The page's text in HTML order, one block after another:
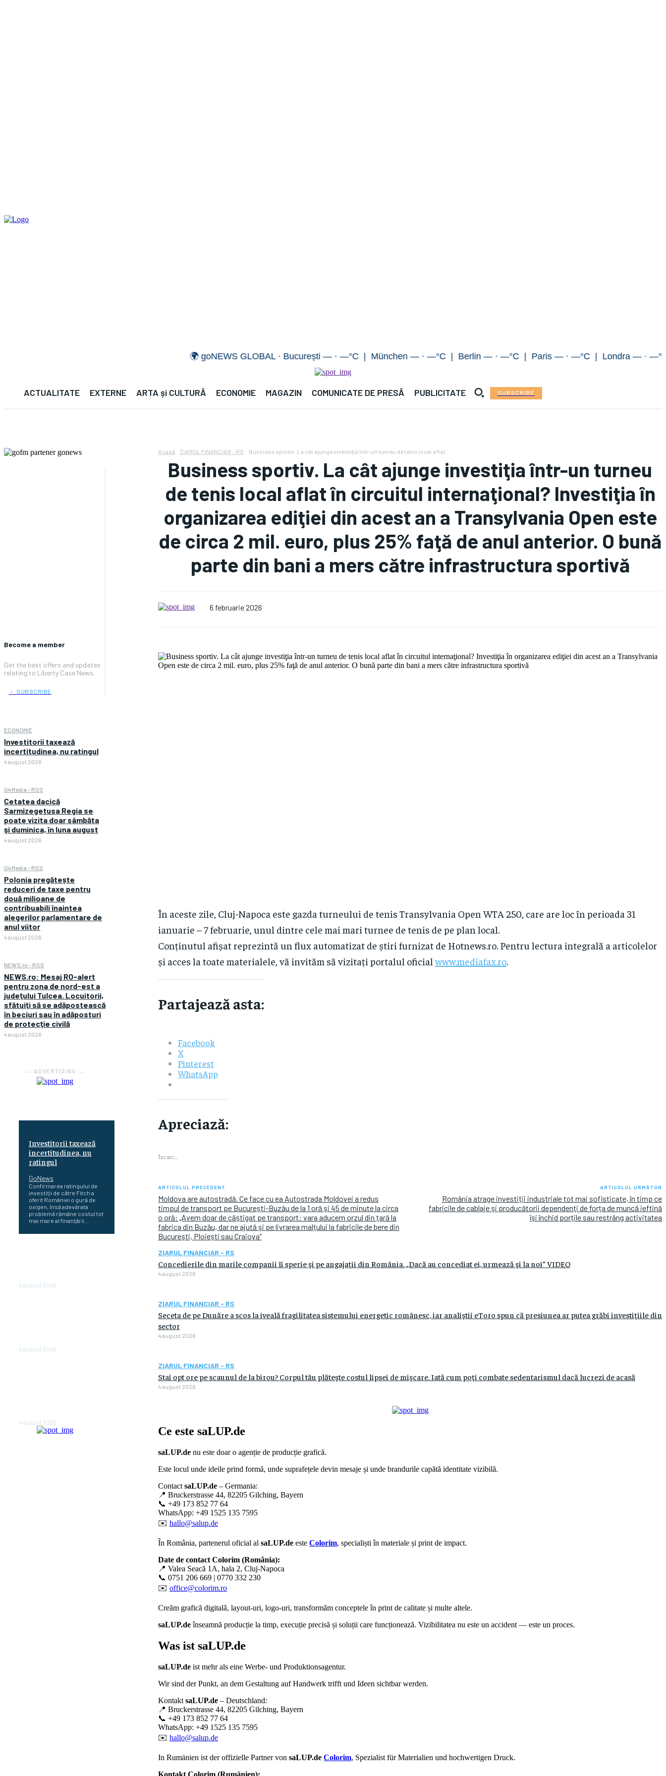
🌍 goNEWS GLOBAL · București — · —°C | München — · —°C | Berlin — · —°C | Paris — · —°C | Londra — ·
ACTUALITATE EXTERNE ARTA și CULTURĂ ECONOMIE MAGAZIN COMUNICATE DE PRESĂ PUBLICITATE SUBSCRIBE
Become a member
Get the best offers and updates
relating to Liberty Case News.
﹢ SUBSCRIBE
ECONOMIE
Investitorii taxează
incertitudinea, nu ratingul
4 august 2026
G4Media - RSS
Cetatea dacică
Sarmizegetusa Regia se
poate vizita doar sâmbăta
şi duminica, în luna august
4 august 2026
G4Media - RSS
Polonia pregătește
reduceri de taxe pentru
două milioane de
contribuabili înaintea
alegerilor parlamentare de
anul viitor
4 august 2026
NEWS.ro - RSS
NEWS.ro: Mesaj RO-alert
pentru zona de nord-est a
judeţului Tulcea. Locuitorii,
sfătuiţi să se adăpostească
în beciuri sau în adăposturi
de protecţie civilă
4 august 2026
― ADVERTISING ―
Investitorii taxează
incertitudinea, nu
ratingul
GoNews
Confirmarea ratingului de
investiții de către Fitch a
oferit României o gură de
oxigen, însă adevărata
problemă rămâne costul tot
mai mare al finanțării...
4 august 2026
4 august 2026
4 august 2026
Acasă ZIARUL FINANCIAR - RS Business sportiv. La cât ajunge investiţia într-un turneu de tenis local aflat...
Business sportiv. La cât ajunge investiţia într-un turneu
de tenis local aflat în circuitul internaţional? Investiţia în
organizarea ediţiei din acest an a Transylvania Open este
de circa 2 mil. euro, plus 25% faţă de anul anterior. O bună
parte din bani a mers către infrastructura sportivă
6 februarie 2026
În aceste zile, Cluj-Napoca este gazda turneului de tenis Transylvania Open WTA 250, care are loc în perioada 31
ianuarie – 7 februarie, unul dintre cele mai mari turnee de tenis de pe plan local.
Conținutul afișat reprezintă un flux automatizat de știri furnizat de Hotnews.ro. Pentru lectura integrală a articolelor
și acces la toate materialele, vă invităm să vizitați portalul oficialwww.mediafax.ro.
Partajează asta:
Facebook
X
Pinterest
WhatsApp
Apreciază:
Încarc...
ARTICOLUL PRECEDENT
Moldova are autostradă. Ce face cu ea Autostrada Moldovei a redus
timpul de transport pe Bucureşti-Buzău de la 1 oră şi 45 de minute la circa
o oră: „Avem doar de câştigat pe transport: vara aducem orzul din ţară la
fabrica din Buzău, dar ne ajută şi pe livrarea malţului la fabricile de bere din
Bucureşti, Ploieşti sau Craiova“
ARTICOLUL URMĂTOR
România atrage investiţii industriale tot mai sofisticate, în timp ce
fabricile de cablaje şi producătorii dependenţi de forţa de muncă ieftină
îşi închid porţile sau restrâng activitatea
ZIARUL FINANCIAR - RS
Concedierile din marile companii îi sperie şi pe angajaţii din România. „Dacă au concediat ei, urmează şi la noi” VIDEO
4 august 2026
ZIARUL FINANCIAR - RS
Seceta de pe Dunăre a scos la iveală fragilitatea sistemului energetic românesc, iar analiştii eToro spun că presiunea ar putea grăbi investiţiile din
sector
4 august 2026
ZIARUL FINANCIAR - RS
Stai opt ore pe scaunul de la birou? Corpul tău plăteşte costul lipsei de mişcare. Iată cum poţi combate sedentarismul dacă lucrezi de acasă
4 august 2026
Ce este saLUP.de
saLUP.de nu este doar o agenție de producție grafică.
Este locul unde ideile prind formă, unde suprafețele devin mesaje și unde brandurile capătă identitate vizibilă.
Contact saLUP.de – Germania:
📍 Bruckerstrasse 44, 82205 Gilching, Bayern
📞 +49 173 852 77 64
WhatsApp: +49 1525 135 7595
✉️ hallo@salup.de
În România, partenerul oficial al saLUP.de este Colorim, specialiști în materiale și print de impact.
Date de contact Colorim (România):
📍 Valea Seacă 1A, hala 2, Cluj-Napoca
📞 0751 206 669 | 0770 332 230
✉️ office@colorim.ro
Creăm grafică digitală, layout-uri, logo-uri, transformăm conceptele în print de calitate și multe altele.
saLUP.deînseamnă producție la timp, execuție precisă și soluții care funcționează. Vizibilitatea nu este un accident — este un proces.
Was ist saLUP.de
saLUP.de ist mehr als eine Werbe- und Produktionsagentur.
Wir sind der Punkt, an dem Gestaltung auf Handwerk trifft und Ideen sichtbar werden.
Kontakt saLUP.de – Deutschland:
📍 Bruckerstrasse 44, 82205 Gilching, Bayern
📞 +49 173 852 77 64
WhatsApp: +49 1525 135 7595
✉️ hallo@salup.de
In Rumänien ist der offizielle Partner von saLUP.de Colorim, Spezialist für Materialien und hochwertigen Druck.
Kontakt Colorim (Rumänien):